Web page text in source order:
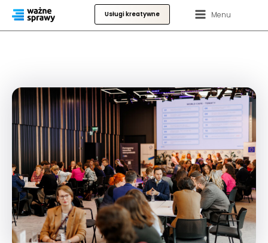
Usługi kreatywne Menu